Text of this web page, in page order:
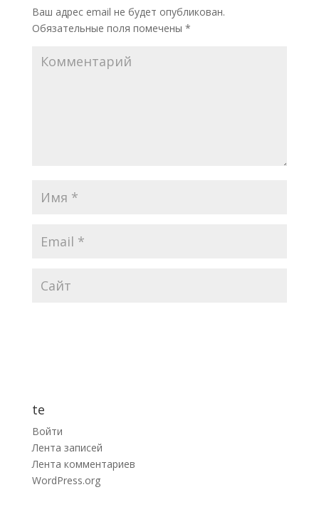
Ваш адрес email не будет опубликован.
Обязательные поля помечены *
te
Войти
Лента записей
Лента комментариев
WordPress.org